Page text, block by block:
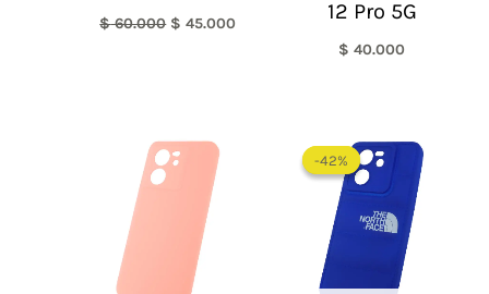
$60.000 $ 45.000 12 Pro 5G
$ 40.000
-42%
-42%
de
precios:
desde
$ 35.000
hasta
$ 60.000